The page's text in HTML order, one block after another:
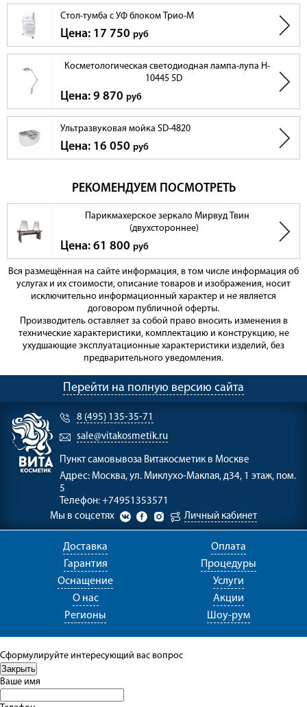
Стол-тумба с УФ блоком Трио-М
Цена: 17 750 руб
Косметологическая светодиодная лампа-лупа H-
10445 5D
Цена: 9 870 руб
Ультразвуковая мойка SD-4820
Цена: 16 050 руб
РЕКОМЕНДУЕМ ПОСМОТРЕТЬ
Парикмахерское зеркало Мирвуд Твин
(двухстороннее)
Цена: 61 800 руб
Вся размещённая на сайте информация, в том числе информация об
услугах и их стоимости, описание товаров и изображения, носит
исключительно информационный характер и не является
договором публичной оферты.
Производитель оставляет за собой право вносить изменения в
технические характеристики, комплектацию и конструкцию, не
ухудшающие эксплуатационные характеристики изделий, без
предварительного уведомления.
Перейти на полную версию сайта
8 (495) 135-35-71
sale@vitakosmetik.ru
Пункт самовывоза Витакосметик в Москве
Адрес: Москва, ул. Миклухо-Маклая, д34, 1 этаж, пом.
5
Телефон: +74951353571
Мы в соцсетях
Личный кабинет
Доставка
Оплата
Гарантия
Процедуры
Оснащение
Услуги
О нас
Акции
Регионы
Шоу-рум
Сформулируйте интересующий вас вопрос
Ваше имя